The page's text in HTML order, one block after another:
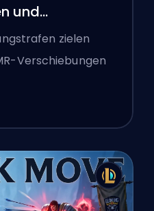
und
zielen
Verschiebungen